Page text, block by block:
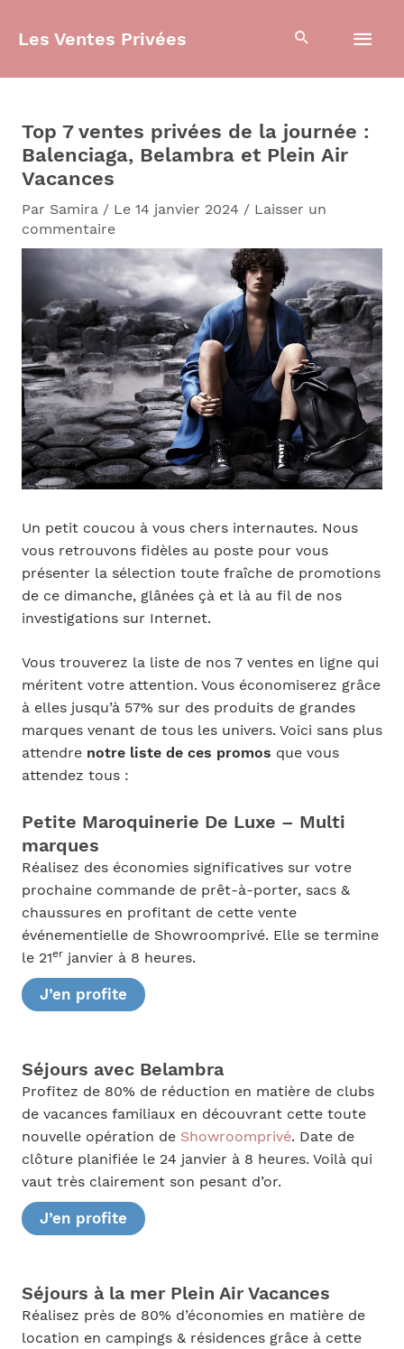
Les Ventes Privées
Top 7 ventes privées de la journée :
Balenciaga, Belambra et Plein Air
Vacances
Par Samira / Le 14 janvier 2024 / Laisser un
commentaire
Un petit coucou à vous chers internautes. Nous
vous retrouvons fidèles au poste pour vous
présenter la sélection toute fraîche de promotions
de ce dimanche, glânées çà et là au fil de nos
investigations sur Internet.
Vous trouverez la liste de nos 7 ventes en ligne qui
méritent votre attention. Vous économiserez grâce
à elles jusqu’à 57% sur des produits de grandes
marques venant de tous les univers. Voici sans plus
attendre notre liste de ces promos que vous
attendez tous :
Petite Maroquinerie De Luxe – Multi
marques
Réalisez des économies significatives sur votre
prochaine commande de prêt-à-porter, sacs &
chaussures en profitant de cette vente
événementielle de Showroomprivé. Elle se termine
le 21erjanvier à 8 heures.
J’en profite
Séjours avec Belambra
Profitez de 80% de réduction en matière de clubs
de vacances familiaux en découvrant cette toute
nouvelle opération de Showroomprivé. Date de
clôture planifiée le 24 janvier à 8 heures. Voilà qui
vaut très clairement son pesant d’or.
J’en profite
Séjours à la mer Plein Air Vacances
Réalisez près de 80% d’économies en matière de
location en campings & résidences grâce à cette